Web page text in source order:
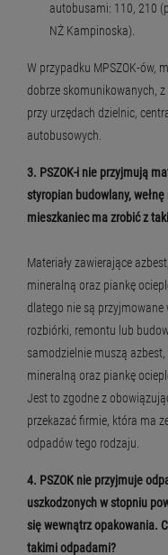
autobusami: 110, 210
NŻ Kampinoska).
W przypadku MPSZOK-ów,
dobrze skomunikowanych,
przy urzędach dzielnic,
autobusowych.
3. PSZOK-i nie przyjmują
styropian budowlany,
mieszkaniec ma zrobić z
Materiały zawierające
mineralną oraz piankę
dlatego nie są przyjmowane
rozbiórki, remontu lub
samodzielnie muszą
mineralną oraz piankę
Jest to zgodne z
przekazać firmie, która ma
odpadów tego rodzaju.
4. PSZOK nie przyjmuje
uszkodzonych w stopniu
się wewnątrz opakowania.
takimi odpadami?